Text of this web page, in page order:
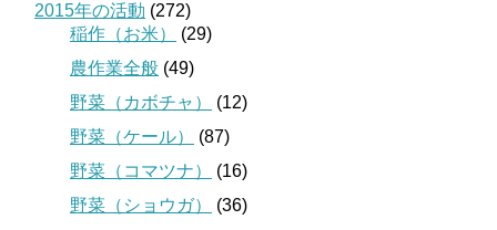
2015年の活動 (272)
稲作（お米）
(29)
農作業全般 (49)
野菜（カボチャ）
(12)
野菜（ケール）
(87)
野菜（コマツナ）
(16)
野菜（ショウガ）
(36)